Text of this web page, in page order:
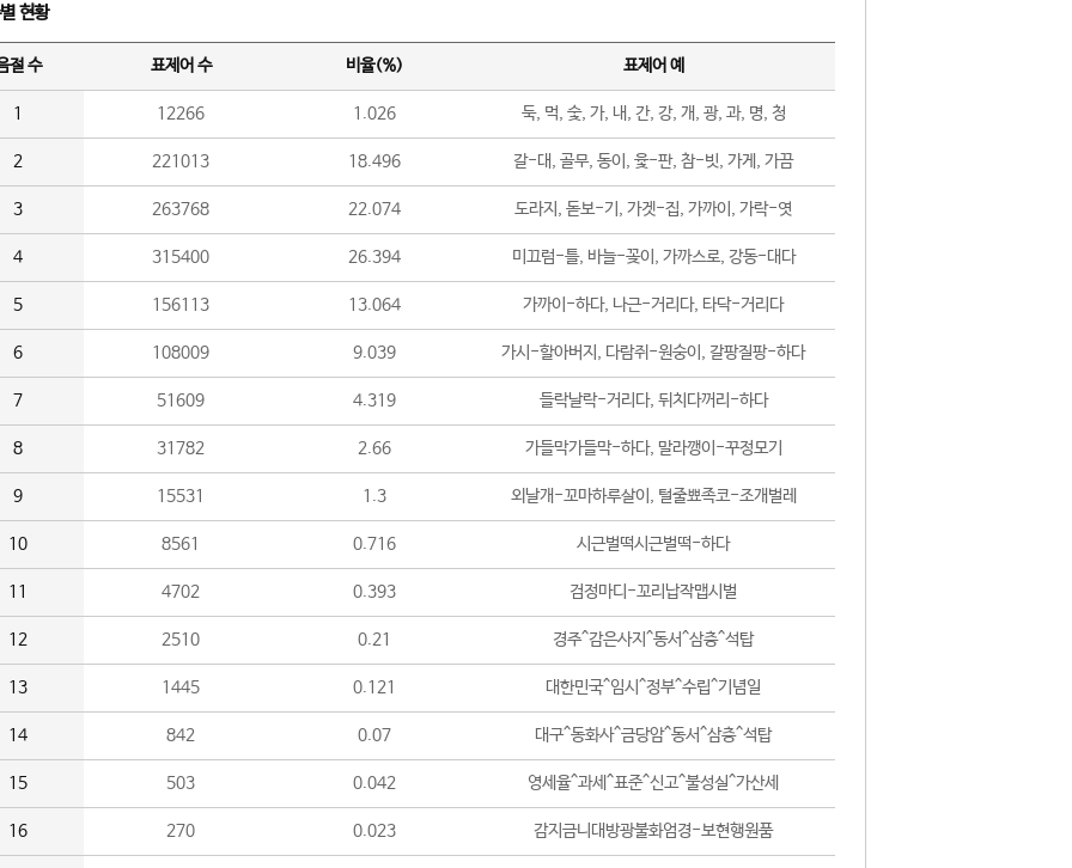
현황
절 수 표제어 수 비율(%) 표제어 예
1 12266 1.026 둑, 먹, 숯, 가, 내, 간, 강, 개, 광, 과, 명, 청
2 221013 18.496 갈-대, 골무, 동이, 윷-판, 참-빗, 가게, 가끔
3 263768 22.074 도라지, 돋보-기, 가겟-집, 가까이, 가락-엿
4 315400 26.394 미끄럼-틀, 바늘-꽂이, 가까스로, 강동-대다
5 156113 13.064 가까이-하다, 나근-거리다, 타닥-거리다
6 108009 9.039 가시-할아버지, 다람쥐-원숭이, 갈팡질팡-하다
7 51609 4.319 들락날락-거리다, 뒤치다꺼리-하다
8 31782 2.66 가들막가들막-하다, 말라깽이-꾸정모기
9 15531 1.3 외날개-꼬마하루살이, 털줄뾰족코-조개벌레
10 8561 0.716 시근벌떡시근벌떡-하다
11 4702 0.393 검정마디-꼬리납작맵시벌
12 2510 0.21 경주^감은사지^동서^삼층^석탑
13 1445 0.121 대한민국^임시^정부^수립^기념일
14 842 0.07 대구^동화사^금당암^동서^삼층^석탑
15 503 0.042 영세율^과세^표준^신고^불성실^가산세
16 270 0.023 감지금니대방광불화엄경-보현행원품